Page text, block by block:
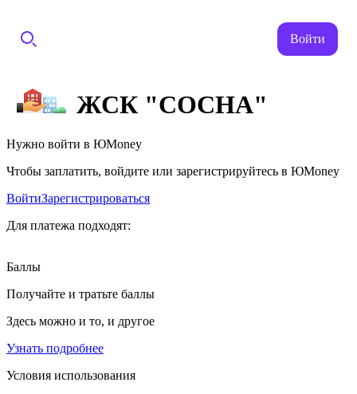
Войти
ЖСК "СОСНА"
Нужно войти в ЮMoney
Чтобы заплатить, войдите или зарегистрируйтесь в ЮMoney
ВойтиЗарегистрироваться
Для платежа подходят:
Баллы
Получайте и тратьте баллы
Здесь можно и то, и другое
Узнать подробнее
Условия использования